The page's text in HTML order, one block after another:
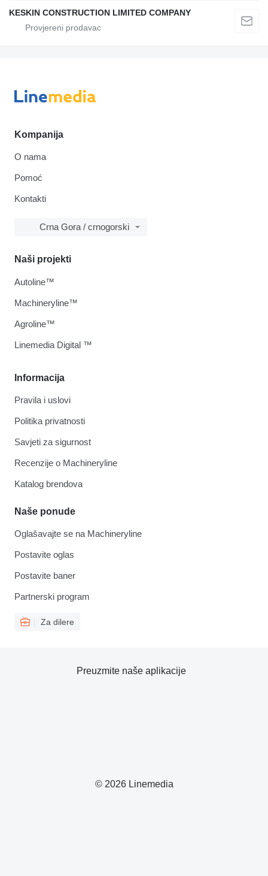
KESKIN CONSTRUCTION LIMITED COMPANY
Kompanija
O nama
Pomoć
Kontakti
Crna Gora / crnogorski
Informacija
Pravila i uslovi
Politika privatnosti
Savjeti za sigurnost
Recenzije o Machineryline
Katalog brendova
Naše ponude
Oglašavajte se na Machineryline
Postavite oglas
Postavite baner
Partnerski program
Za dilere
Naši projekti
Autoline™
Machineryline™
Agroline™
Linemedia Digital ™
© 2026 Linemedia
Preuzmite naše aplikacije